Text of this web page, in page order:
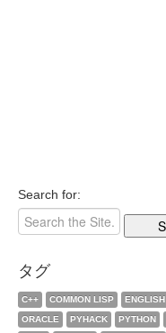
Search for:
タグ
C++ COMMON LISP ENGLISH
ORACLE
PYHACK PYTHON